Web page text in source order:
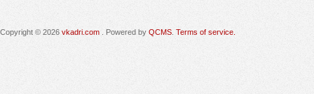
Copyright © 2026 vkadri.com . Powered by QCMS Terms of service.